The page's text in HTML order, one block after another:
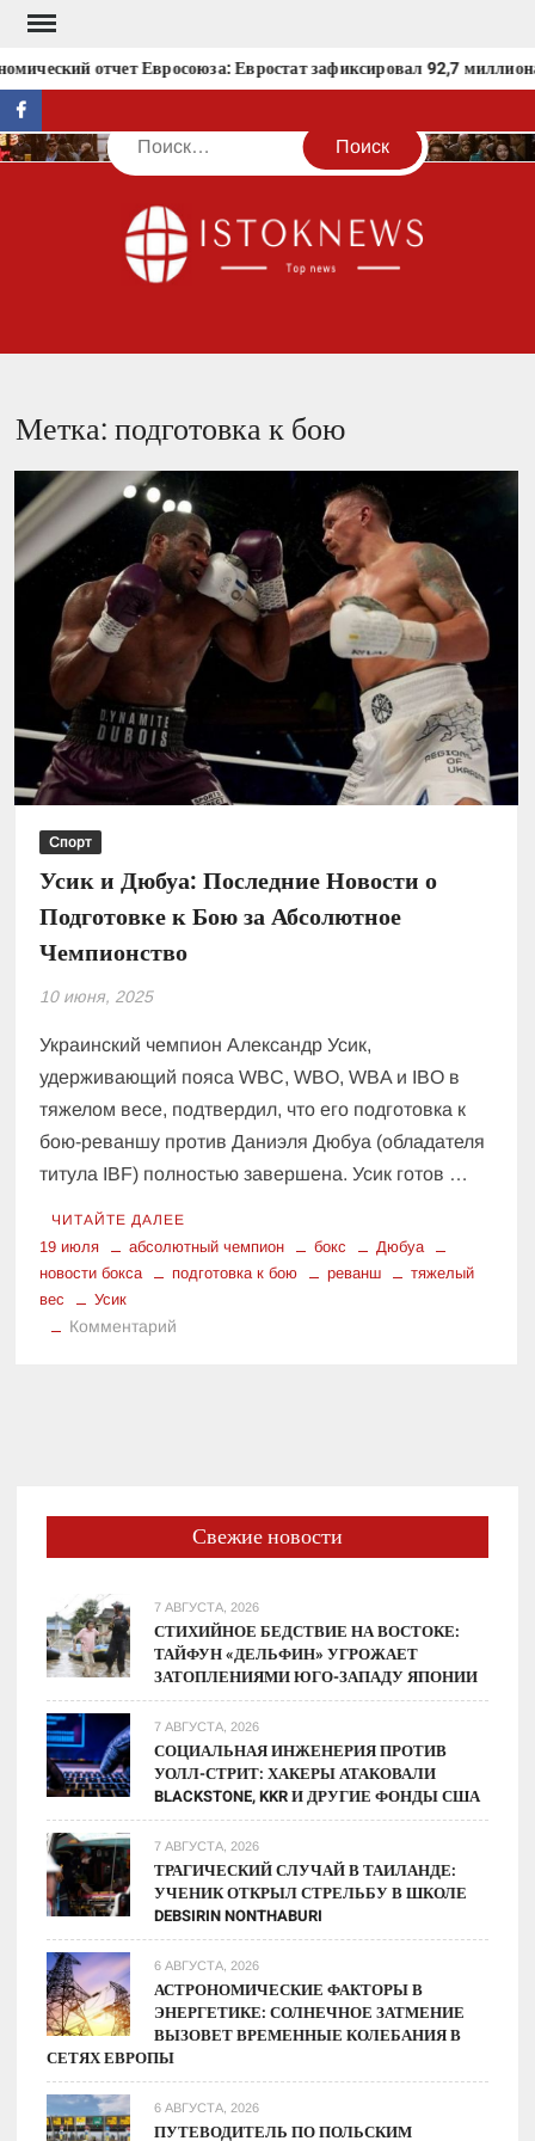
Перейти
содержимомуотчет Евросоюза: Евростат зафиксировал 92,7
facebook
Поиск
Метка:подготовка к бою
Спорт
Усик и Дюбуа: Последние Новости о
Подготовке к Бою за Абсолютное
Чемпионство
10 июня, 2025
Украинский чемпион Александр Усик,
удерживающий пояса WBC, WBO, WBA и IBO в
тяжелом весе, подтвердил, что его подготовка к
бою-реваншу против Даниэля Дюбуа (обладателя
титула IBF) полностью завершена. Усик готов …
ЧИТАЙТЕ ДАЛЕЕ
19 июля абсолютный чемпион бокс
Дюбуа
новости бокса
подготовка к бою реванш
тяжелый
вес
Усик
Комментарий
Подготовке
за
Абсолютное
Чемпионство
Свежие новости
7 АВГУСТА, 2026
СТИХИЙНОЕ БЕДСТВИЕ НА ВОСТОКЕ:
ТАЙФУН «ДЕЛЬФИН» УГРОЖАЕТ
ЗАТОПЛЕНИЯМИ ЮГО-ЗАПАДУ ЯПОНИИ
7 АВГУСТА, 2026
СОЦИАЛЬНАЯ ИНЖЕНЕРИЯ ПРОТИВ
УОЛЛ-СТРИТ: ХАКЕРЫ АТАКОВАЛИ
BLACKSTONE, KKR И ДРУГИЕ ФОНДЫ США
7 АВГУСТА, 2026
ТРАГИЧЕСКИЙ СЛУЧАЙ В ТАИЛАНДЕ:
УЧЕНИК ОТКРЫЛ СТРЕЛЬБУ В ШКОЛЕ
DEBSIRIN NONTHABURI
6 АВГУСТА, 2026
АСТРОНОМИЧЕСКИЕ ФАКТОРЫ В
ЭНЕРГЕТИКЕ: СОЛНЕЧНОЕ ЗАТМЕНИЕ
ВЫЗОВЕТ ВРЕМЕННЫЕ КОЛЕБАНИЯ В
СЕТЯХ ЕВРОПЫ
6 АВГУСТА, 2026
ПУТЕВОДИТЕЛЬ ПО ПОЛЬСКИМ